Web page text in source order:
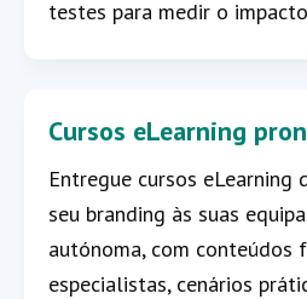
testes para medir o
Cursos eLearning
Entregue cursos eLearning
seu branding às suas
autónoma, com conteúdos
especialistas, cenários